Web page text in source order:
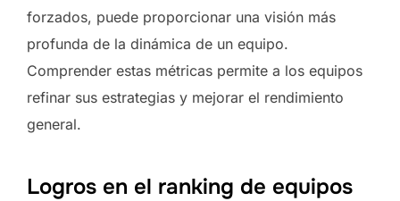
forzados, puede proporcionar una visión más
profunda de la dinámica de un equipo.
Comprender estas métricas permite a los equipos
refinar sus estrategias y mejorar el rendimiento
general.
Logros en el ranking de equipos